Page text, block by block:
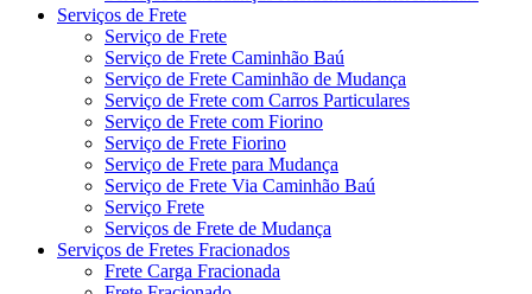
Serviços de Frete
Serviço de Frete
Serviço de Frete Caminhão Baú
Serviço de Frete Caminhão de Mudança
Serviço de Frete com Carros Particulares
Serviço de Frete com Fiorino
Serviço de Frete Fiorino
Serviço de Frete para Mudança
Serviço de Frete Via Caminhão Baú
Serviço Frete
Serviços de Frete de Mudança
Serviços de Fretes Fracionados
Frete Carga Fracionada